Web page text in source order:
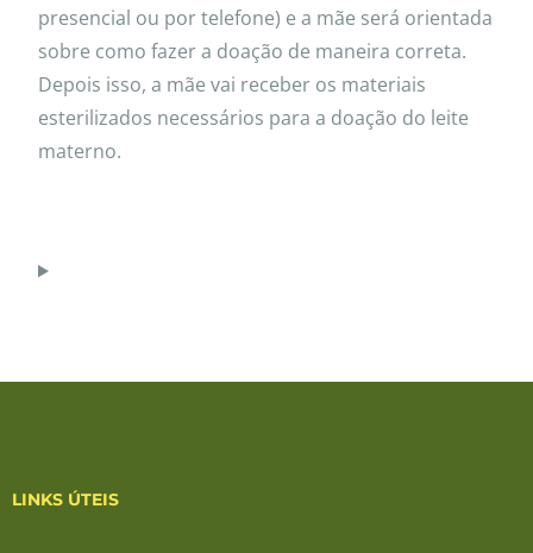
presencial ou por telefone) e a mãe será orientada
sobre como fazer a doação de maneira correta.
Depois isso, a mãe vai receber os materiais
esterilizados necessários para a doação do leite
materno.
LINKS ÚTEIS